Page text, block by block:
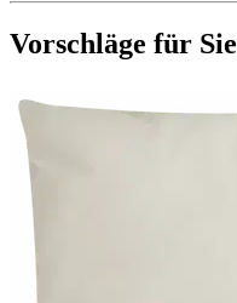
Vorschläge für Sie